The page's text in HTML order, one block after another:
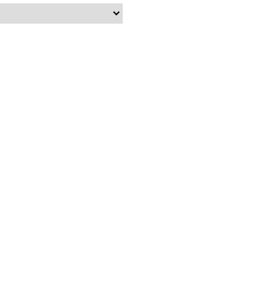
os og slettes løbende i overensstemmelse med